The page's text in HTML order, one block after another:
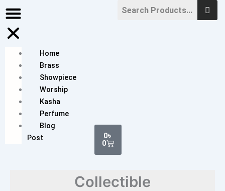
to
content
Home
Brass
Showpiece
Worship
Kasha
Perfume
Blog
Post
0৳
0
Cart
Collectible